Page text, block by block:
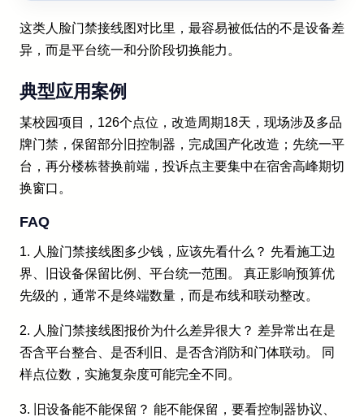
这类人脸门禁接线图对比里，最容易被低估的不是设备差
异，而是平台统一和分阶段切换能力。
典型应用案例
某校园项目，126个点位，改造周期18天，现场涉及多品
牌门禁，保留部分旧控制器，完成国产化改造；先统一平
台，再分楼栋替换前端，投诉点主要集中在宿舍高峰期切
换窗口。
FAQ
1. 人脸门禁接线图多少钱，应该先看什么？ 先看施工边
界、旧设备保留比例、平台统一范围。 真正影响预算优
先级的，通常不是终端数量，而是布线和联动整改。
2. 人脸门禁接线图报价为什么差异很大？ 差异常出在是
否含平台整合、是否利旧、是否含消防和门体联动。 同
样点位数，实施复杂度可能完全不同。
3. 旧设备能不能保留？ 能不能保留，要看控制器协议、